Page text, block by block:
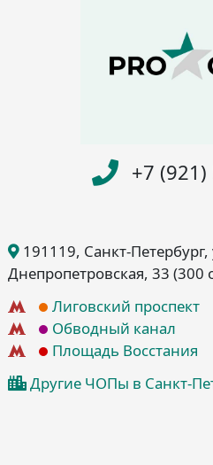
+7
191119, Санкт-Петербург,
Днепропетровская, 33 (300
Лиговский проспект
Обводный канал
Площадь Восстания
Другие ЧОПы в Санкт-